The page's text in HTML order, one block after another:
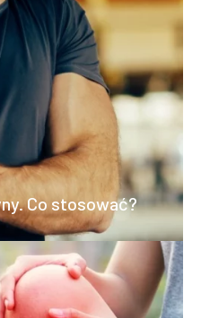
Co stosować?